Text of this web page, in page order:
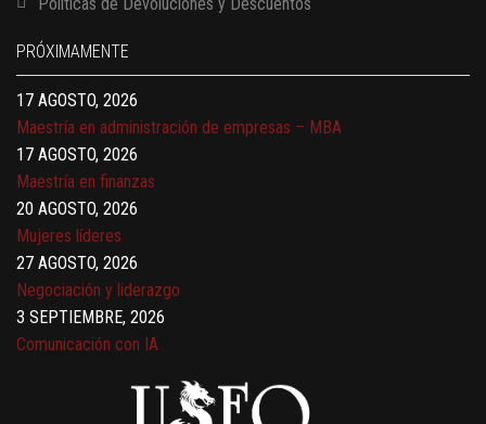
PRÓXIMAMENTE
17 AGOSTO, 2026
Gerencia de empresas familiares
17 AGOSTO, 2026
Maestría en administración de empresas – MBA
17 AGOSTO, 2026
Maestría en finanzas
20 AGOSTO, 2026
Mujeres líderes
27 AGOSTO, 2026
Negociación y liderazgo
3 SEPTIEMBRE, 2026
Comunicación con IA
Gobernanza de datos